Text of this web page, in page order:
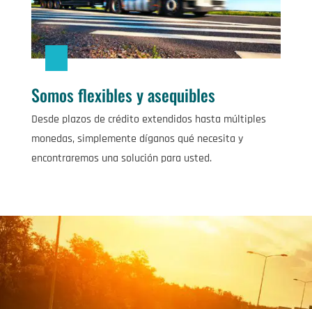
Somos flexibles y asequibles
Desde plazos de crédito extendidos hasta múltiples
monedas, simplemente díganos qué necesita y
encontraremos una solución para usted.